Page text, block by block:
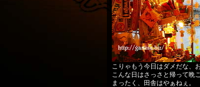
こりゃもう今日はダメだな、
こんな日はさっさと帰って晩
まったく、田舎はやぁねぇ。